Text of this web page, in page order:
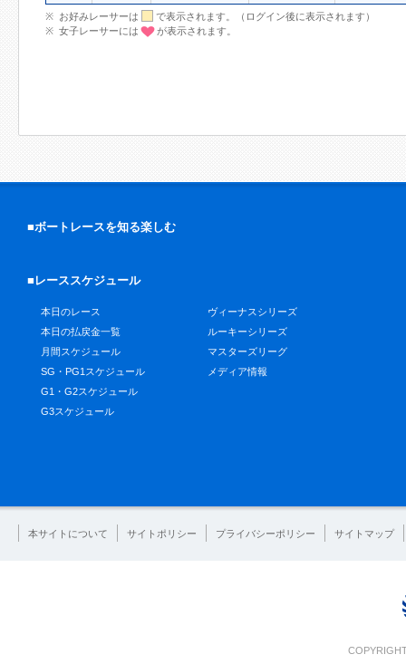
お好みレーサーは
で表示されます。（ログイン後に表示されます）
女子レーサーには
が表示されます。
■ボートレースを知る楽しむ
■レーススケジュール
本日のレース
本日の払戻金一覧
月間スケジュール
SG・PG1スケジュール
G1・G2スケジュール
G3スケジュール
ヴィーナスシリーズ
ルーキーシリーズ
マスターズリーグ
メディア情報
本サイトについて サイトポリシー プライバシーポリシー サイトマップ